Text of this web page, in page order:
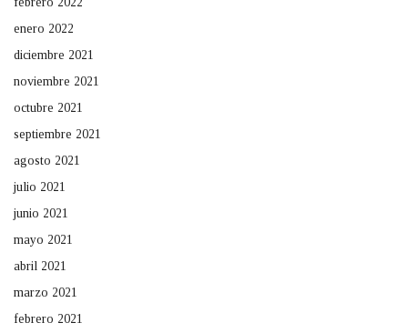
enero 2022
diciembre 2021
noviembre 2021
octubre 2021
septiembre 2021
agosto 2021
julio 2021
junio 2021
mayo 2021
abril 2021
marzo 2021
febrero 2021